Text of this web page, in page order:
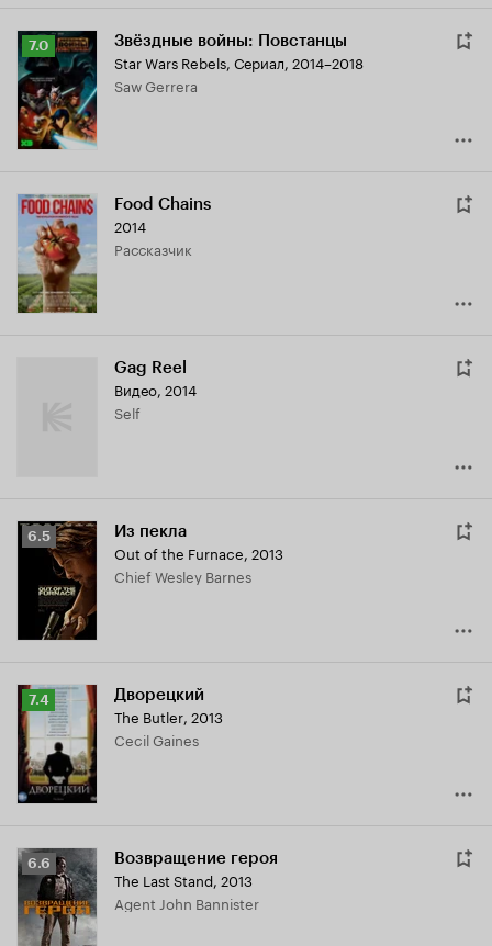
Рейтинг
Кинопоиска
7.0
7.0 Звёздные войны: Повстанцы
Star Wars Rebels, Сериал, 2014–2018
Saw Gerrera
Food Chains
2014
рассказчик
Gag Reel
Видео, 2014
Self
Рейтинг
Кинопоиска
6.5 Из пекла
Out of the Furnace, 2013
Chief Wesley Barnes
Рейтинг
Кинопоиска
7.4
7.4 Дворецкий
The Butler, 2013
Cecil Gaines
Рейтинг
Кинопоиска
6.6
6.6 Возвращение героя
The Last Stand, 2013
Agent John Bannister